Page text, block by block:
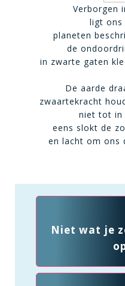
Verborgen
ligt ons
planeten
de
in zwarte gaten
De aarde
zwaartekracht
niet tot in
eens slokt de
en lacht om ons
Niet wat je